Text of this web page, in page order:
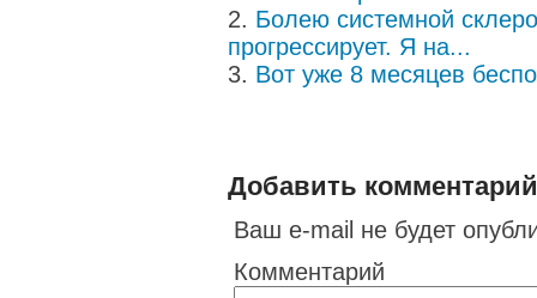
Болею системной
прогрессирует. Я на...
Вот уже 8 месяцев
Добавить комментарий
Ваш e-mail не будет
Комментарий